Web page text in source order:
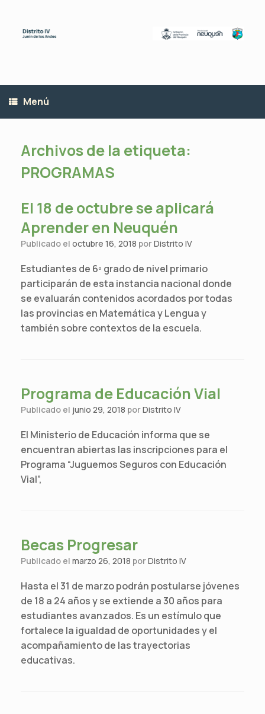
contenido
Menú
Archivos de la etiqueta:
PROGRAMAS
El 18 de octubre se aplicará
Aprender en Neuquén
Publicado el octubre 16, 2018 porDistrito IV
Estudiantes de 6º grado de nivel primario
participarán de esta instancia nacional donde
se evaluarán contenidos acordados por todas
las provincias en Matemática y Lengua y
también sobre contextos de la escuela.
Programa de Educación Vial
Publicado el junio 29, 2018 porDistrito IV
El Ministerio de Educación informa que se
encuentran abiertas las inscripciones para el
Programa “Juguemos Seguros con Educación
Vial”,
Becas Progresar
Publicado el marzo 26, 2018 porDistrito IV
Hasta el 31 de marzo podrán postularse jóvenes
de 18 a 24 años y se extiende a 30 años para
estudiantes avanzados. Es un estímulo que
fortalece la igualdad de oportunidades y el
acompañamiento de las trayectorias
educativas.